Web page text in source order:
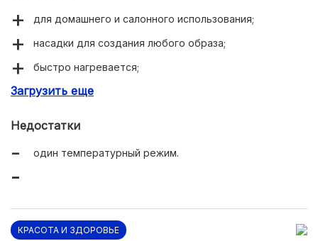
для домашнего и салонного использования;
насадки для создания любого образа;
быстро нагревается;
вращающийся шнур;
Загрузить еще
Недостатки
один температурный режим.
КРАСОТА И ЗДОРОВЬЕ